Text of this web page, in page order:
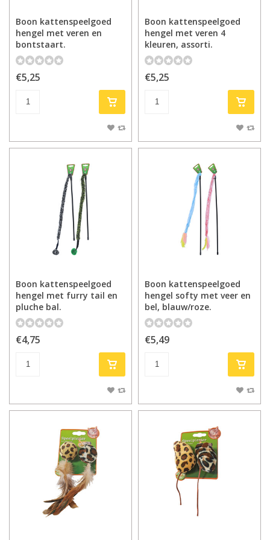
Boon kattenspeelgoed
hengel met veren en
bontstaart.
€5,25
Boon kattenspeelgoed
hengel met veren 4
kleuren, assorti.
€5,25
Boon kattenspeelgoed
hengel met furry tail en
pluche bal.
€4,75
Boon kattenspeelgoed
hengel softy met veer en
bel, blauw/roze.
€5,49